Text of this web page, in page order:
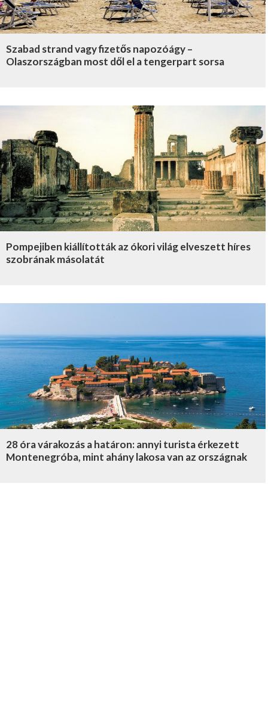
Szabad strand vagy fizetős napozóágy –
Olaszországban most dől el a tengerpart sorsa
Pompejiben kiállították az ókori világ elveszett híres
szobrának másolatát
28 óra várakozás a határon: annyi turista érkezett
Montenegróba, mint ahány lakosa van az országnak